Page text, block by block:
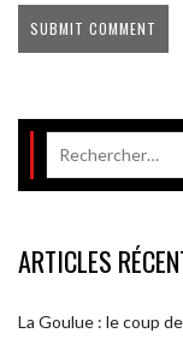
ARTICLES
La Goulue : le coup